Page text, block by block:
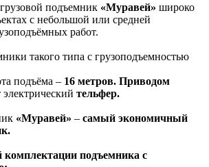
подъемник «Муравей» широко
с небольшой или средней
работ.
такого типа с грузоподъемностью
подъёма – 16 метров. Приводом
тельфер.
«Муравей» – самый экономичный
.
комплектации подъемника с